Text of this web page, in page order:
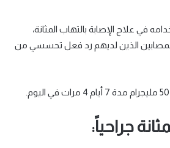
في علاج الإصابة بالتهاب المثانة،
الذين لديهم رد فعل تحسسي من
جراحياً: